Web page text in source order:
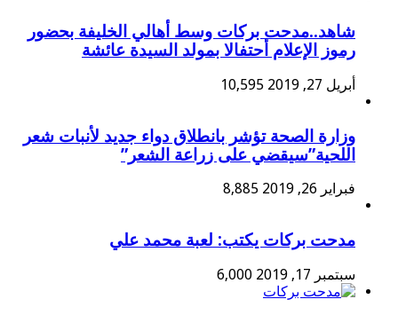
شاهد..مدحت بركات وسط أهالي الخليفة بحضور
رموز الإعلام أحتفالا بمولد السيدة عائشة
أبريل 27, 2019 10,595
وزارة الصحة تؤشر بانطلاق دواء جديد لأنبات شعر
اللحية”سيقضي على زراعة الشعر”
فبراير 26, 2019 8,885
مدحت بركات يكتب: لعبة محمد علي
سبتمبر 17, 2019 6,000